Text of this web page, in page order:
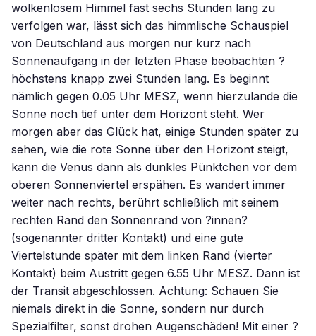
wolkenlosem Himmel fast sechs Stunden lang zu
verfolgen war, lässt sich das himmlische Schauspiel
von Deutschland aus morgen nur kurz nach
Sonnenaufgang in der letzten Phase beobachten ?
höchstens knapp zwei Stunden lang. Es beginnt
nämlich gegen 0.05 Uhr MESZ, wenn hierzulande die
Sonne noch tief unter dem Horizont steht. Wer
morgen aber das Glück hat, einige Stunden später zu
sehen, wie die rote Sonne über den Horizont steigt,
kann die Venus dann als dunkles Pünktchen vor dem
oberen Sonnenviertel erspähen. Es wandert immer
weiter nach rechts, berührt schließlich mit seinem
rechten Rand den Sonnenrand von ?innen?
(sogenannter dritter Kontakt) und eine gute
Viertelstunde später mit dem linken Rand (vierter
Kontakt) beim Austritt gegen 6.55 Uhr MESZ. Dann ist
der Transit abgeschlossen. Achtung: Schauen Sie
niemals direkt in die Sonne, sondern nur durch
Spezialfilter, sonst drohen Augenschäden! Mit einer ?